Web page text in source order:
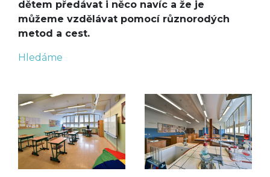
dětem předávat i něco navíc a že je
můžeme vzdělávat pomocí různorodých
metod a cest.
Hledáme